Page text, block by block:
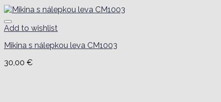
Add to wishlist
Mikina s nálepkou leva CM1003
30,00 €